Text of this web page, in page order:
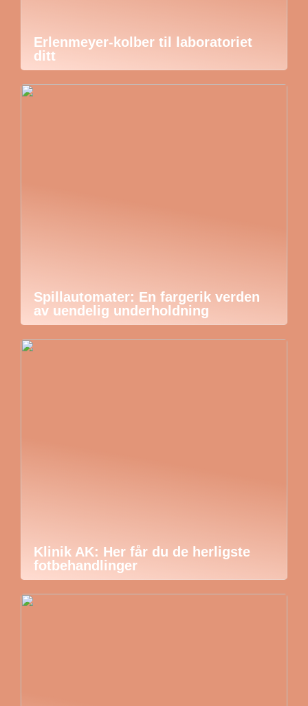
Erlenmeyer-kolber til laboratoriet
ditt
Spillautomater: En fargerik verden
av uendelig underholdning
Klinik AK: Her får du de herligste
fotbehandlinger